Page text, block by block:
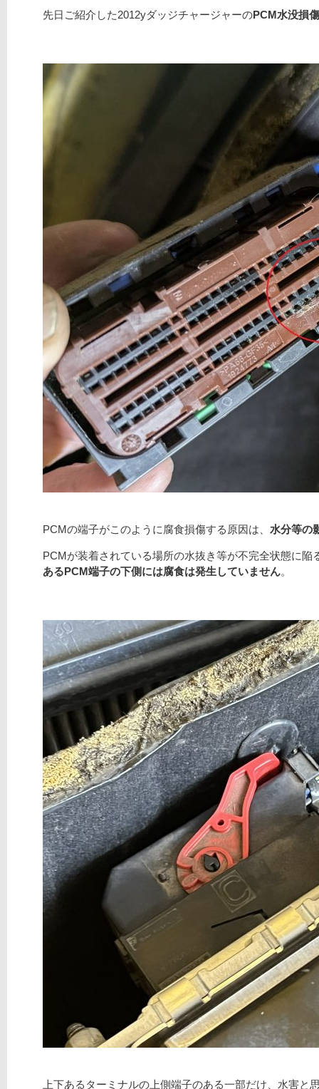
先日ご紹介した2012yダッジチャージャーのPCM水没損
PCMの端子がこのように腐食損傷する原因は、 水分等の
PCMが装着されている場所の水抜き等が不完全状態に
あるPCM端子の下側には腐食は発生していません。
上下あるターミナルの上側端子のある一部だけ、水害